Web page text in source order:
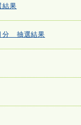
結果
分 抽選結果